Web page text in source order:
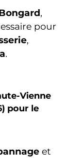
,
pour
,
.
Vienne
pour le
et